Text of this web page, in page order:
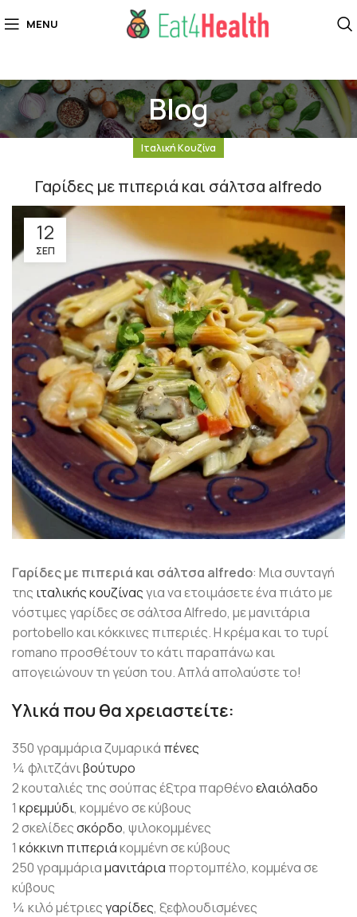
MENU
Blog
Ιταλική Κουζίνα
Γαρίδες με πιπεριά και σάλτσα alfredo
12
ΣΕΠ
Γαρίδες με πιπεριά και σάλτσα alfredo: Μια συνταγή
της ιταλικής κουζίναςγια να ετοιμάσετε ένα πιάτο με
νόστιμες γαρίδες σε σάλτσα Alfredo, με μανιτάρια
portobello και κόκκινες πιπεριές. Η κρέμα και το τυρί
romano προσθέτουν το κάτι παραπάνω και
απογειώνουν τη γεύση του. Απλά απολαύστε το!
Υλικά που θα χρειαστείτε:
350 γραμμάρια ζυμαρικά πένες
¼ φλιτζάνιβούτυρο
2 κουταλιές της σούπας έξτρα παρθένοελαιόλαδο
1 κρεμμύδι, κομμένο σε κύβους
2 σκελίδεςσκόρδο, ψιλοκομμένες
1 κόκκινη πιπεριάκομμένη σε κύβους
250 γραμμάριαμανιτάρια πορτομπέλο, κομμένα σε
κύβους
¼ κιλό μέτριεςγαρίδες, ξεφλουδισμένες